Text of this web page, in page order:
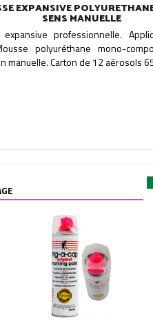
EXPANSIVE
SENS MANUELLE
expansive professionnelle.
polyuréthane mono-
manuelle. Carton de 12 aérosols